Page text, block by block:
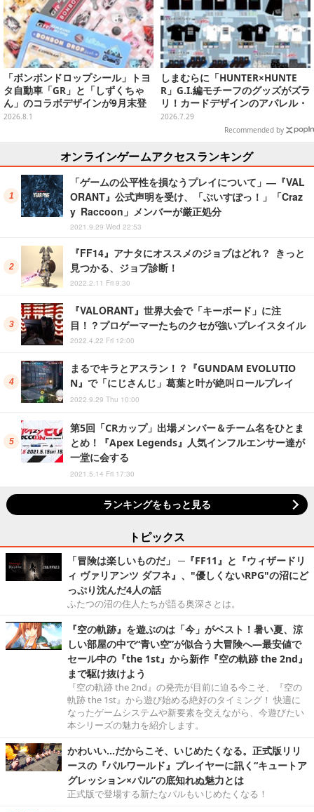
「ボンボンドロップシール」トヨ
タ自動車「GR」と「しずくちゃ
ん」のコラボデザインが9月末登
場！くま吉らも描かれた全4柄
2026.8.1
しまむらに「HUNTER×HUNTE
R」G.I.編モチーフのグッズがズラ
リ！カードデザインのアパレル・
雑貨、ゴレイヌの「オレが3人分
2026.7.29
Recommended by
オンラインゲームアクセスランキング
「ゲームの公平性を損なうプレイについて」―『VAL
ORANT』公式声明を受け、「ぶいすぽっ！」「Craz
y Raccoon」メンバーが厳正処分
2021.9.29 Wed 22:53
『FF14』アナタにオススメのジョブはどれ？ きっと
見つかる、ジョブ診断！
2022.2.11 Fri 9:30
『VALORANT』世界大会で「キーボード」に注
目！？プロゲーマーたちのクセが強いプレイスタイル
2022.4.22 Fri 12:00
まるでキラとアスラン！？『GUNDAM EVOLUTIO
N』で「にじさんじ」葛葉と叶が絶叫ロールプレイ
2022.9.29 Thu 10:00
第5回「CRカップ」出場メンバー＆チーム名をひとま
とめ！『Apex Legends』人気インフルエンサー達が
一堂に会する
2021.5.14 Fri 17:30
ランキングをもっと見る
トピックス
「冒険は楽しいものだ」 ─『FF11』と『ウィザードリ
ィ ヴァリアンツ ダフネ』、"優しくないRPG"の沼にど
っぷり沈んだ4人の話
ふたつの沼の住人たちが語る奥深さとは。
『空の軌跡』を遊ぶのは「今」がベスト！暑い夏、涼
しい部屋の中で“青い空”が似合う大冒険へ―最安値で
セール中の『the 1st』から新作『空の軌跡 the 2nd』
まで駆け抜けよう
『空の軌跡 the 2nd』の発売が目前に迫る今こそ、『空の
軌跡 the 1st』から遊び始める絶好のタイミング！ 快適に
なったゲームシステムや新要素を交えながら、今遊びたい
本シリーズの魅力を紹介します。
かわいい…だからこそ、いじめたくなる。正式版リリ
ースの『パルワールド』プレイヤーに訊く“キュートア
グレッション×パル”の底知れぬ魅力とは
正式版で登場する新たなパルもいじめたくなる！